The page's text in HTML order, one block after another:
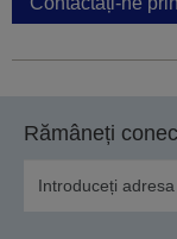
Rămâneți